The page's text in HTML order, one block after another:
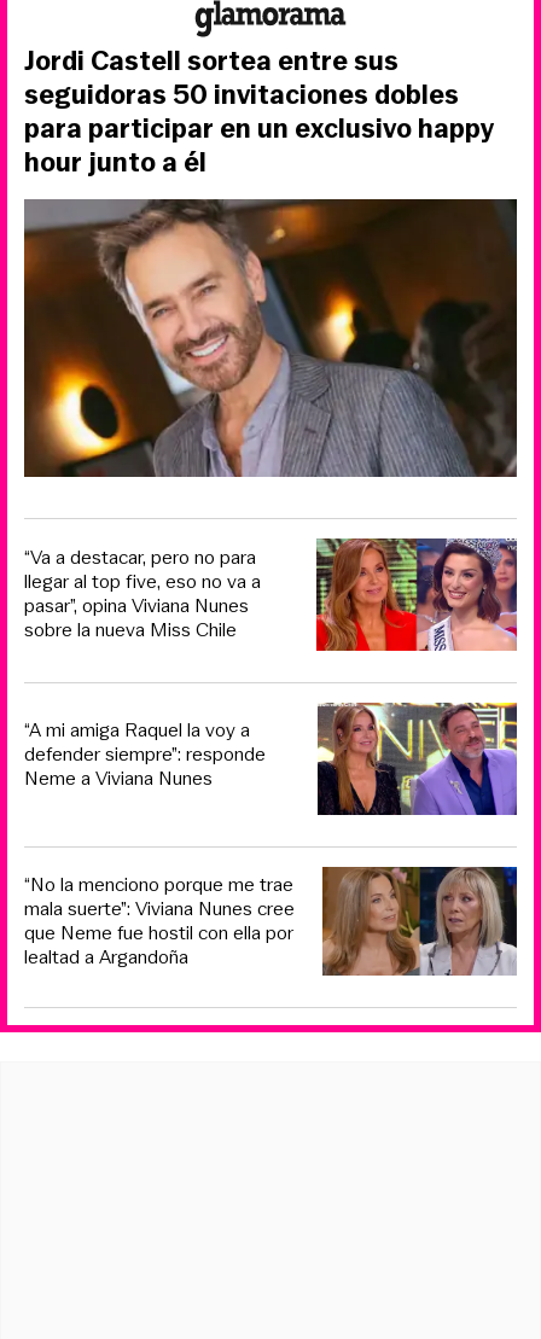
Jordi Castell sortea entre sus
seguidoras 50 invitaciones dobles
para participar en un exclusivo happy
hour junto a él
“Va a destacar, pero no para
llegar al top five, eso no va a
pasar”, opina Viviana Nunes
sobre la nueva Miss Chile
“A mi amiga Raquel la voy a
defender siempre”: responde
Neme a Viviana Nunes
“No la menciono porque me trae
mala suerte”: Viviana Nunes cree
que Neme fue hostil con ella por
lealtad a Argandoña